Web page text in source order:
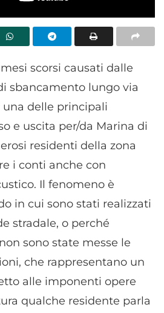
scorsi causati dalle
sbancamento lungo via
una delle principali
e uscita per/da Marina di
residenti della zona
i conti anche con
Il fenomeno è
in cui sono stati realizzati
stradale, o perché
sono state messe le
che rappresentano un
alle imponenti opere
qualche residente parla